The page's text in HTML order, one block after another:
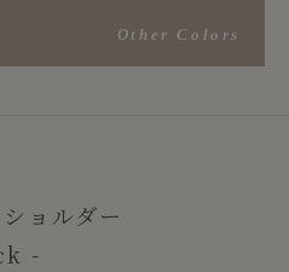
Other Colors
ョルダー
-